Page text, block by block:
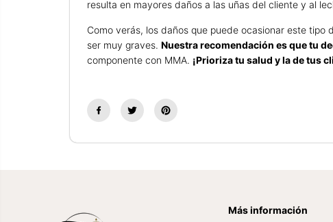
resulta en mayores daños a las uñas del cliente y al
Como verás, los daños que puede ocasionar este
ser muy graves. Nuestra recomendación es que tu
componente con MMA. ¡Prioriza tu salud y la de tus
Más información